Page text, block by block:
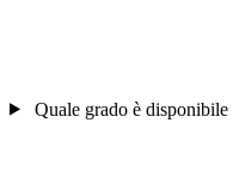
Quale grado è